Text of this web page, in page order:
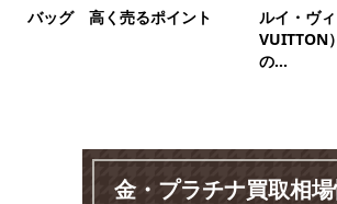
バッグ 高く売るポイント
ルイ・ヴ
VUITTON
の...
金・プラチナ買取相